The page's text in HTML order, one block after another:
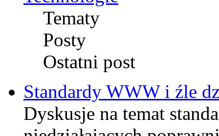
Tematy
Posty
Ostatni post
Standardy WWW i źle
Dyskusje na temat